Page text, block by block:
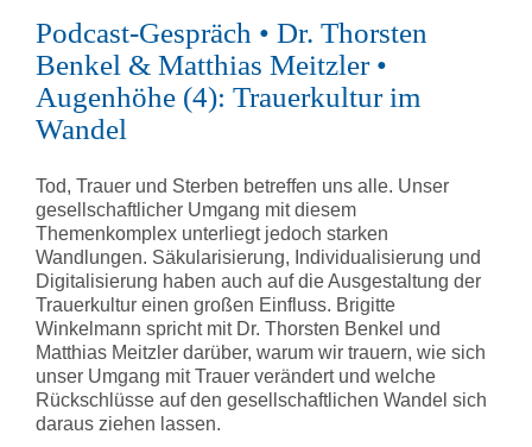
Kortizes Website
Podcast-Gespräch • Dr. Thorsten
Benkel & Matthias Meitzler •
Augenhöhe (4): Trauerkultur im
Wandel
Tod, Trauer und Sterben betreffen uns alle. Unser
gesellschaftlicher Umgang mit diesem
Themenkomplex unterliegt jedoch starken
Wandlungen. Säkularisierung, Individualisierung und
Digitalisierung haben auch auf die Ausgestaltung der
Trauerkultur einen großen Einfluss. Brigitte
Winkelmann spricht mit Dr. Thorsten Benkel und
Matthias Meitzler darüber, warum wir trauern, wie sich
unser Umgang mit Trauer verändert und welche
Rückschlüsse auf den gesellschaftlichen Wandel sich
daraus ziehen lassen.